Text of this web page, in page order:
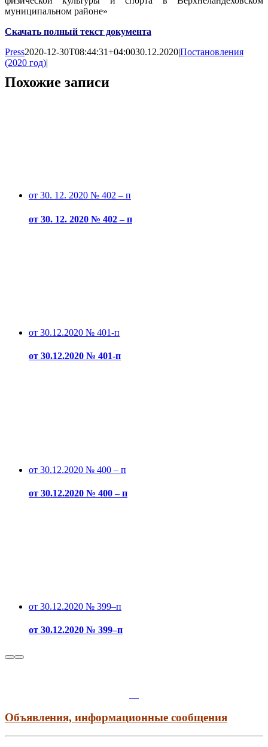
муниципальном районе»
Скачать полный текст документа
Press2020-12-30T08:44:31+04:0030.12.2020|Постановления
(2020 год)|
Похожие записи
от 30. 12. 2020 № 402 – п
от 30. 12. 2020 № 402 – п
от 30.12.2020 № 401-п
от 30.12.2020 № 401-п
от 30.12.2020 № 400 – п
от 30.12.2020 № 400 – п
от 30.12.2020 № 399–п
от 30.12.2020 № 399–п
Объявления, информационные сообщения